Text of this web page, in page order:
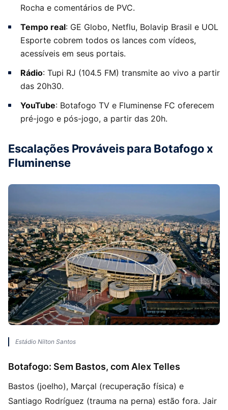
Rocha e comentários de PVC.
Tempo real: GE Globo, Netflu, Bolavip Brasil e UOL
Esporte cobrem todos os lances com vídeos,
acessíveis em seus portais.
Rádio: Tupi RJ (104.5 FM) transmite ao vivo a partir
das 20h30.
YouTube: Botafogo TV e Fluminense FC oferecem
pré-jogo e pós-jogo, a partir das 20h.
Escalações Prováveis para Botafogo x
Fluminense
Estádio Nilton Santos
Botafogo: Sem Bastos, com Alex Telles
Bastos (joelho), Marçal (recuperação física) e
Santiago Rodríguez (trauma na perna) estão fora. Jair